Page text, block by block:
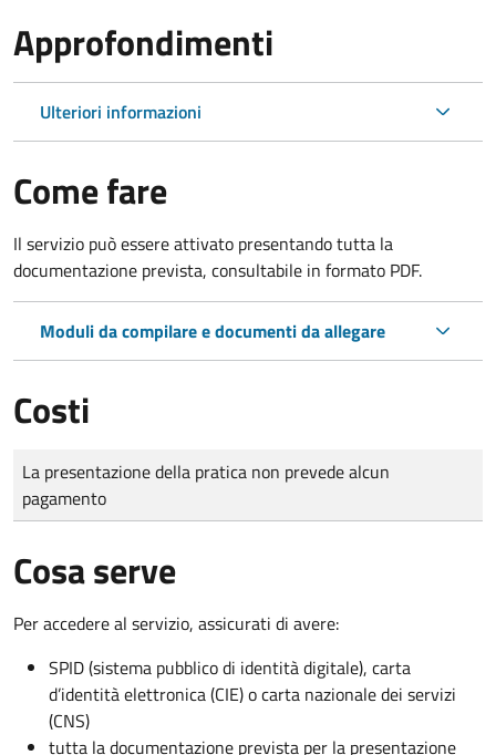
Approfondimenti
Ulteriori informazioni
Come fare
Il servizio può essere attivato presentando tutta la
documentazione prevista, consultabile in formato PDF.
Moduli da compilare e documenti da allegare
Costi
Tipo di pagamento
Importo
La presentazione della pratica non prevede alcun
pagamento
Cosa serve
Per accedere al servizio, assicurati di avere:
SPID (sistema pubblico di identità digitale), carta
d’identità elettronica (CIE) o carta nazionale dei servizi
(CNS)
tutta la documentazione prevista per la presentazione